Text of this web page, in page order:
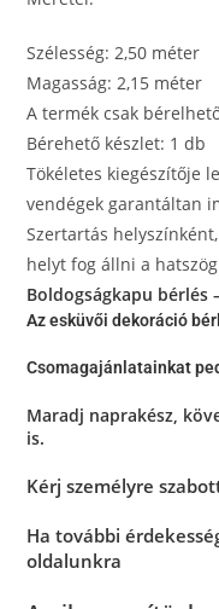
Szélesség: 2,50 méter
Magasság: 2,15 méter
A termék csak
Bérehető készlet: 1 db
Tökéletes kiegészítője
vendégek garantáltan
Szertartás
helyt fog állni a
Boldogságkapu bérlés
Az esküvői dekoráció
Csomagajánlatainkat
Maradj naprakész,
is.
Kérj személyre
Ha további
oldalunkra